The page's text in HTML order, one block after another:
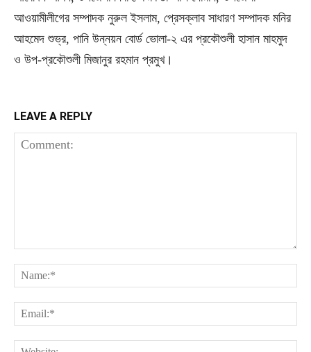
আওয়ামীলীগের সম্পাদক নুরুল ইসলাম, প্রেসক্লাব সাধারণ সম্পাদক মনির
আহমেদ শুভ্র, পানি উন্নয়ন বোর্ড ভোলা-২ এর প্রকৌশুলী হাসান মাহমুদ
ও উপ-প্রকৌশুলী মিজানুর রহমান প্রমুখ।
LEAVE A REPLY